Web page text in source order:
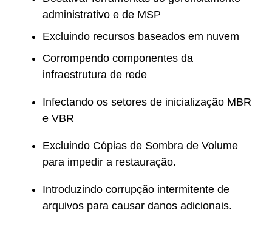
administrativo e de MSP
Excluindo recursos baseados em nuvem
Corrompendo componentes da
infraestrutura de rede
Infectando os setores de inicialização MBR
e VBR
Excluindo Cópias de Sombra de Volume
para impedir a restauração.
Introduzindo corrupção intermitente de
arquivos para causar danos adicionais.